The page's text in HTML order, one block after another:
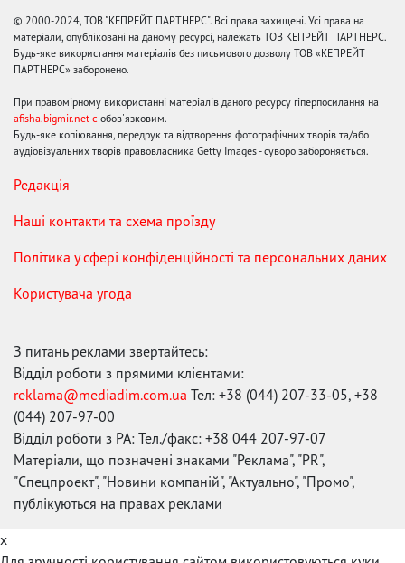
© 2000-2024, ТОВ "КЕПРЕЙТ ПАРТНЕРС". Всі права захищені. Усі права на
матеріали, опубліковані на даному ресурсі, належать ТОВ КЕПРЕЙТ ПАРТНЕРС.
Будь-яке використання матеріалів без письмового дозволу ТОВ «КЕПРЕЙТ
ПАРТНЕРС» заборонено.
При правомірному використанні матеріалів даного ресурсу гіперпосилання на
afisha.bigmir.net є обов'язковим.
Будь-яке копіювання, передрук та відтворення фотографічних творів та/або
аудіовізуальних творів правовласника Getty Images - суворо забороняється.
Редакція
Наші контакти та схема проїзду
Політика у сфері конфіденційності та персональних даних
Користувача угода
З питань реклами звертайтесь:
Відділ роботи з прямими клієнтами:
reklama@mediadim.com.ua Тел: +38 (044) 207-33-05, +38
(044) 207-97-00
Відділ роботи з РА: Тел./факс: +38 044 207-97-07
Матеріали, що позначені знаками "Реклама", "PR",
"Спецпроект", "Новини компаній", "Актуально", "Промо",
публікуються на правах реклами
x